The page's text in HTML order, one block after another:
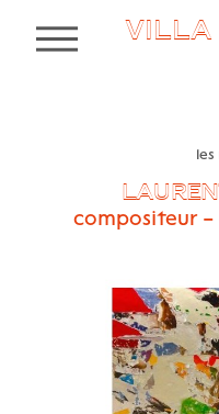
VILLA
MENU
compositeur